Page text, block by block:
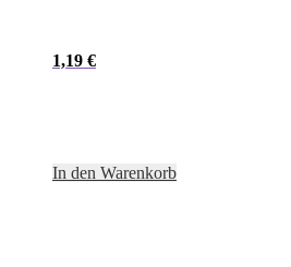
1,19 €
In den Warenkorb